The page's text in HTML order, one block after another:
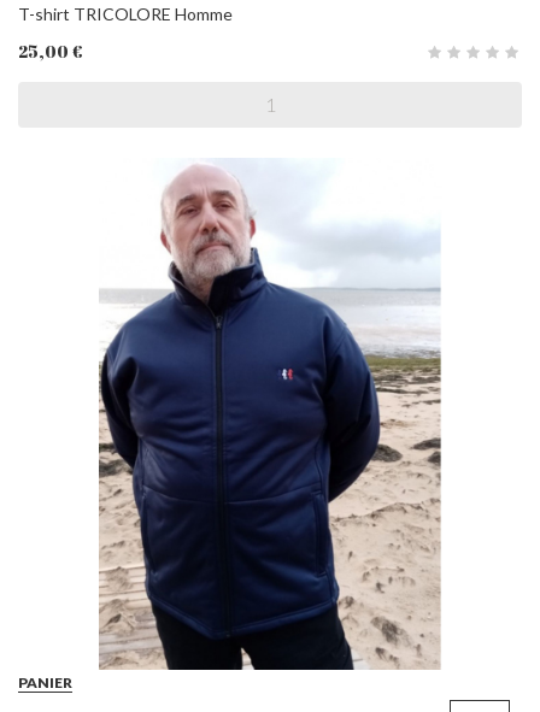
T-shirt TRICOLORE Homme
25,00 €
PANIER